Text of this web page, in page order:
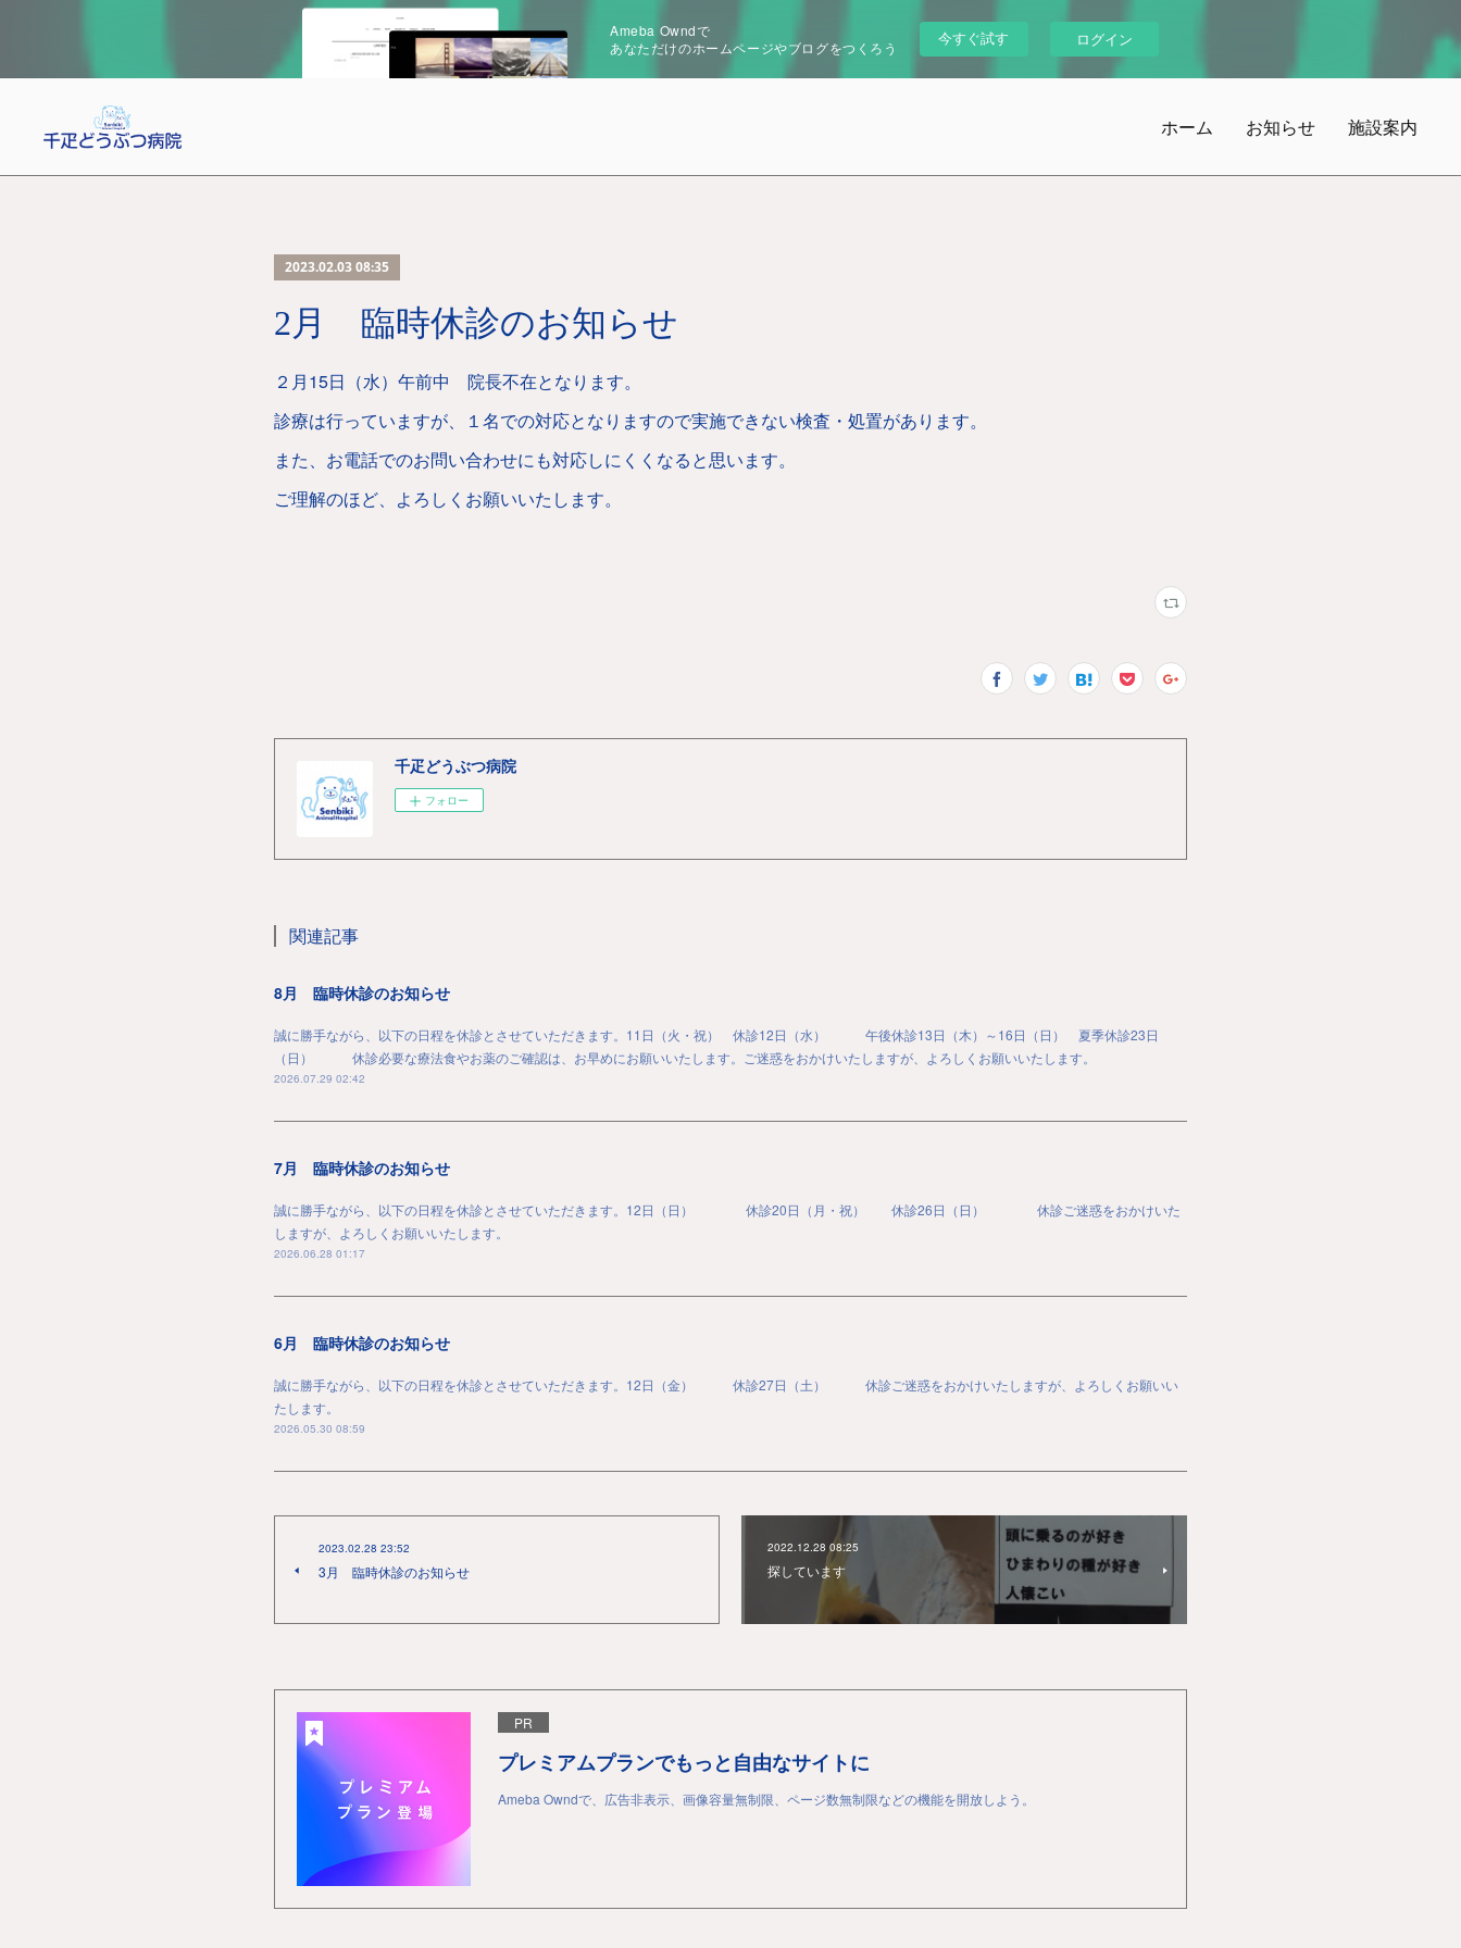
Ameba Owndで
あなただけのホームページやブログをつくろう
今すぐ試す ログイン
ホーム お知らせ 施設案内
2023.02.03 08:35
2月 臨時休診のお知らせ
２月15日（水）午前中 院長不在となります。
診療は行っていますが、１名での対応となりますので実施できない検査・処置があります。
また、お電話でのお問い合わせにも対応しにくくなると思います。
ご理解のほど、よろしくお願いいたします。
千疋どうぶつ病院
フォロー
関連記事
8月 臨時休診のお知らせ
誠に勝手ながら、以下の日程を休診とさせていただきます。11日（火・祝） 休診12日（水） 午後休診13日（木）～16日（日） 夏季休診23日
（日） 休診必要な療法食やお薬のご確認は、お早めにお願いいたします。ご迷惑をおかけいたしますが、よろしくお願いいたします。
2026.07.29 02:42
7月 臨時休診のお知らせ
誠に勝手ながら、以下の日程を休診とさせていただきます。12日（日） 休診20日（月・祝） 休診26日（日） 休診ご迷惑をおかけいた
しますが、よろしくお願いいたします。
2026.06.28 01:17
6月 臨時休診のお知らせ
誠に勝手ながら、以下の日程を休診とさせていただきます。12日（金） 休診27日（土） 休診ご迷惑をおかけいたしますが、よろしくお願いい
たします。
2026.05.30 08:59
2023.02.28 23:52
3月 臨時休診のお知らせ
2022.12.28 08:25
探しています
PR
プレミアムプランでもっと自由なサイトに
Ameba Owndで、広告非表示、画像容量無制限、ページ数無制限などの機能を開放しよう。